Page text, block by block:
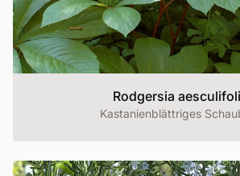
Rodgersia
Kastanienblättriges